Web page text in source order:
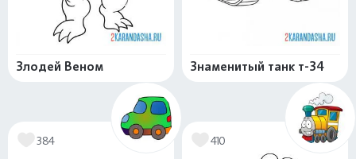
Злодей Веном Знаменитый танк т-34
384 410